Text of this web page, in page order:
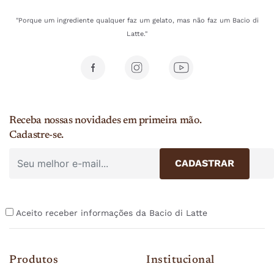
"Porque um ingrediente qualquer faz um gelato, mas não faz um Bacio di
Latte."
Receba nossas novidades em primeira mão.
Cadastre-se.
Aceito receber informações da Bacio di Latte
Produtos Institucional